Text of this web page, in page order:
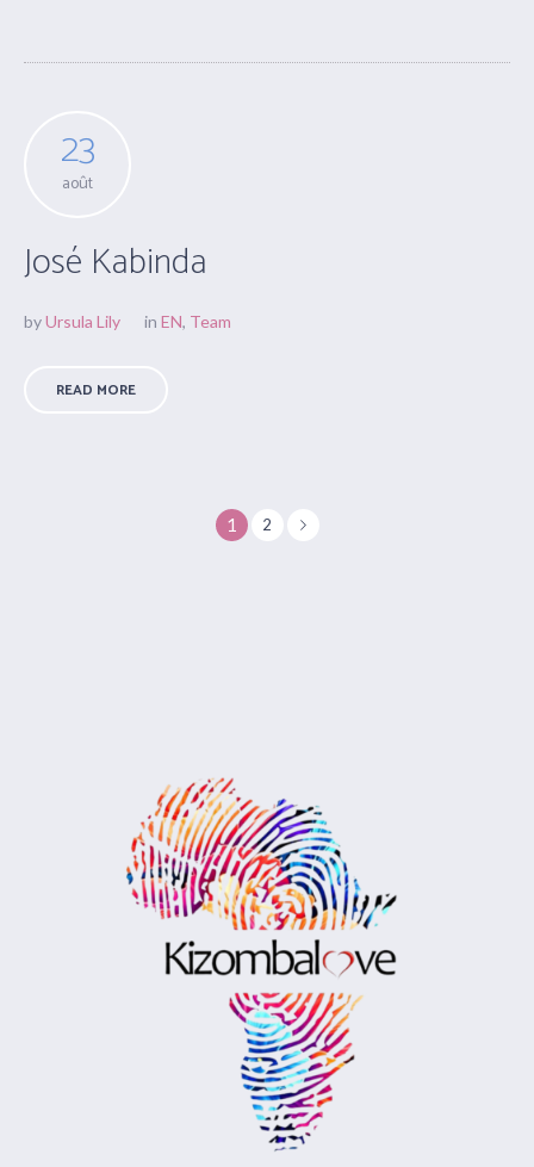
23
août
José Kabinda
byUrsula Lily in EN, Team
READ MORE
1 2